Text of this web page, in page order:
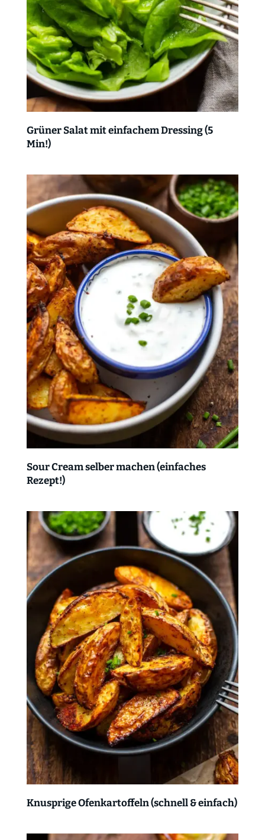
Grüner Salat mit einfachem Dressing (5
Min!)
Sour Cream selber machen (einfaches
Rezept!)
Knusprige Ofenkartoffeln (schnell & einfach)